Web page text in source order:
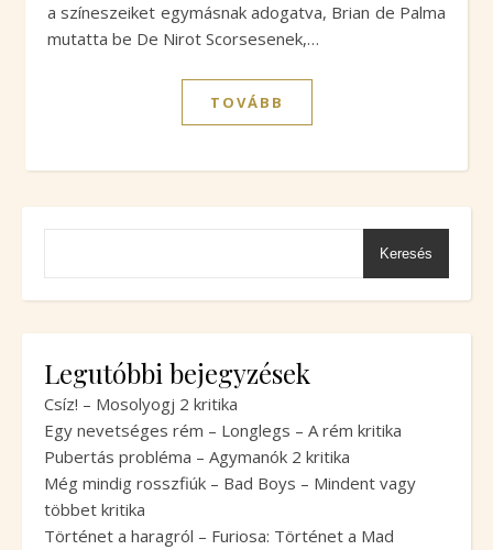
a színeszeiket egymásnak adogatva, Brian de Palma
mutatta be De Nirot Scorsesenek,…
TOVÁBB
Keresés
Legutóbbi bejegyzések
Csíz! – Mosolyogj 2 kritika
Egy nevetséges rém – Longlegs – A rém kritika
Pubertás probléma – Agymanók 2 kritika
Még mindig rosszfiúk – Bad Boys – Mindent vagy
többet kritika
Történet a haragról – Furiosa: Történet a Mad